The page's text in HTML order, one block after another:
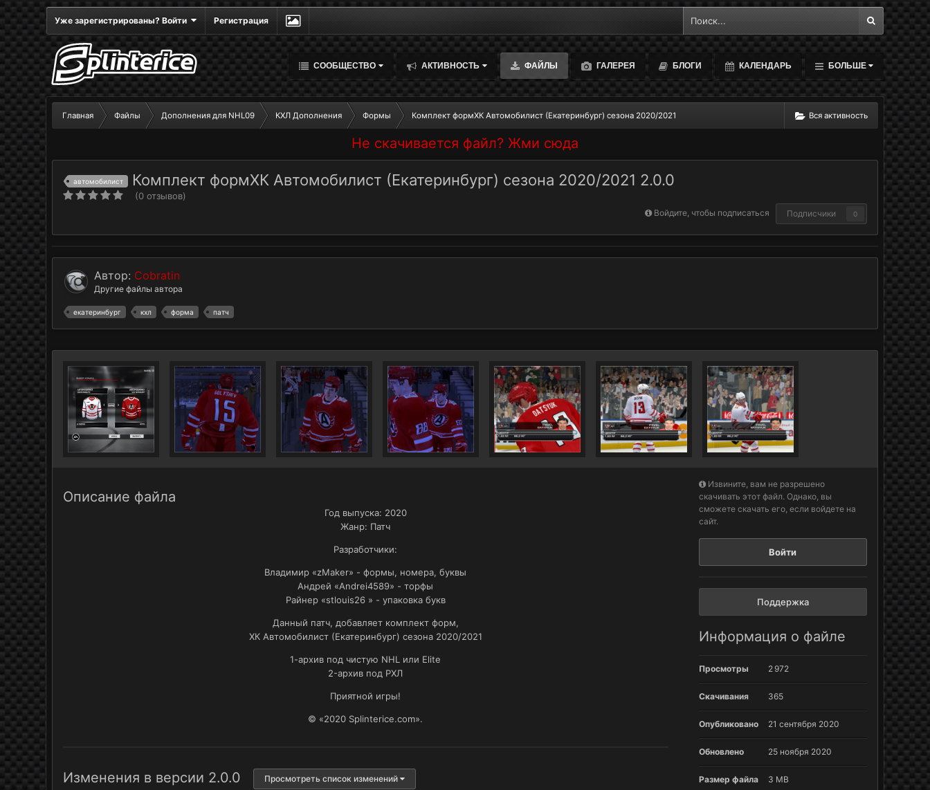
Уже зарегистрированы? Войти Регистрация
СООБЩЕСТВО АКТИВНОСТЬ ФАЙЛЫ ГАЛЕРЕЯ БЛОГИ КАЛЕНДАРЬ БОЛЬШЕ
Вся активность
Главная Файлы Дополнения для NHL09 КХЛ Дополнения Формы Комплект формХК Автомобилист (Екатеринбург) сезона 2020/2021
Не скачивается файл? Жми сюда
автомобилист Комплект формХК Автомобилист (Екатеринбург) сезона 2020/2021 2.0.0
(0 отзывов)
Войдите, чтобы подписаться Подписчики 0
Автор: Cobratin
Другие файлы автора
екатеринбург кхл форма патч
Описание файла
Год выпуска: 2020
Жанр: Патч
Разработчики:
Владимир «zMaker» - формы, номера, буквы
Андрей «Andrei4589» - торфы
Райнер «stlouis26 » - упаковка букв
Данный патч, добавляет комплект форм,
ХК Автомобилист (Екатеринбург) сезона 2020/2021
1-архив под чистую NHL или Elite
2-архив под РХЛ
Приятной игры!
© «2020 Splinterice.com».
Изменения в версии 2.0.0 Просмотреть список изменений
Извините, вам не разрешено
скачивать этот файл. Однако, вы
сможете скачать его, если войдете на
сайт.
Войти
Поддержка
Информация о файле
Просмотры 2 972
Скачивания 365
Опубликовано 21 сентября 2020
Обновлено 25 ноября 2020
Размер файла 3 MB